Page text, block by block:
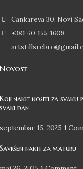
Cankareva 30, Novi
+381 60 155 1608
Novosti
Koji nakit nositi za svaku
svaki dan
septembar 15, 2025 1
Savršen nakit za maturu